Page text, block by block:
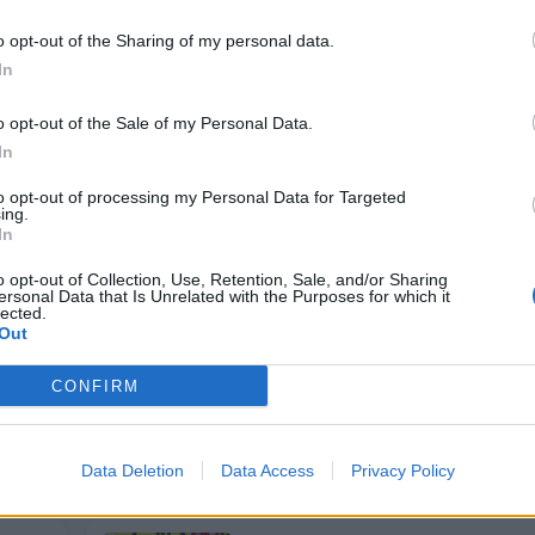
opt-out of the Sharing of my personal data.
opt-out of the Sale of my Personal Data.
opt-out of processing my Personal Data for Targeted
opt-out of Collection, Use, Retention, Sale, and/or Sharing
Data that Is Unrelated with the Purposes for which it
CONFIRM
Data Deletion Data Access Privacy Policy
58. Mednarodne igre šolarjev na
4. avgust 2026